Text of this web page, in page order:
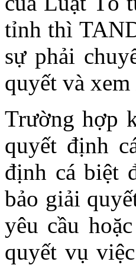
tỉnh thì
sự phải
quyết và
Trường hợp
quyết định
định cá biệt
bảo giải
yêu cầu
quyết vụ